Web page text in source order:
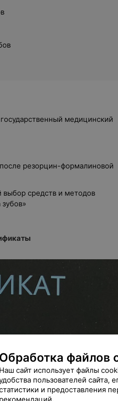
медицинский
резорцин-формалиновой
средств и методов
Обработка файлов
Наш сайт использует файлы
пользователей сайта,
и предоставления